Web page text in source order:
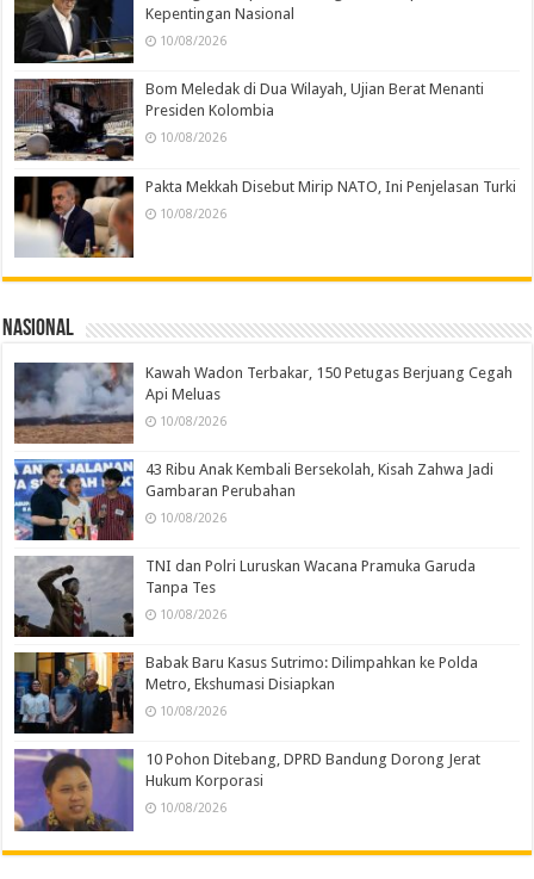
Kepentingan Nasional
10/08/2026
Bom Meledak di Dua Wilayah, Ujian Berat Menanti
Presiden Kolombia
10/08/2026
Pakta Mekkah Disebut Mirip NATO, Ini Penjelasan Turki
10/08/2026
Nasional
Kawah Wadon Terbakar, 150 Petugas Berjuang Cegah
Api Meluas
10/08/2026
43 Ribu Anak Kembali Bersekolah, Kisah Zahwa Jadi
Gambaran Perubahan
10/08/2026
TNI dan Polri Luruskan Wacana Pramuka Garuda
Tanpa Tes
10/08/2026
Babak Baru Kasus Sutrimo: Dilimpahkan ke Polda
Metro, Ekshumasi Disiapkan
10/08/2026
10 Pohon Ditebang, DPRD Bandung Dorong Jerat
Hukum Korporasi
10/08/2026